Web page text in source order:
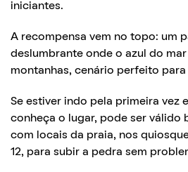
iniciantes.
A recompensa vem no topo: um
deslumbrante onde o azul do
montanhas, cenário perfeito para
Se estiver indo pela primeira vez
conheça o lugar, pode ser válido
com locais da praia, nos
12, para subir a pedra sem